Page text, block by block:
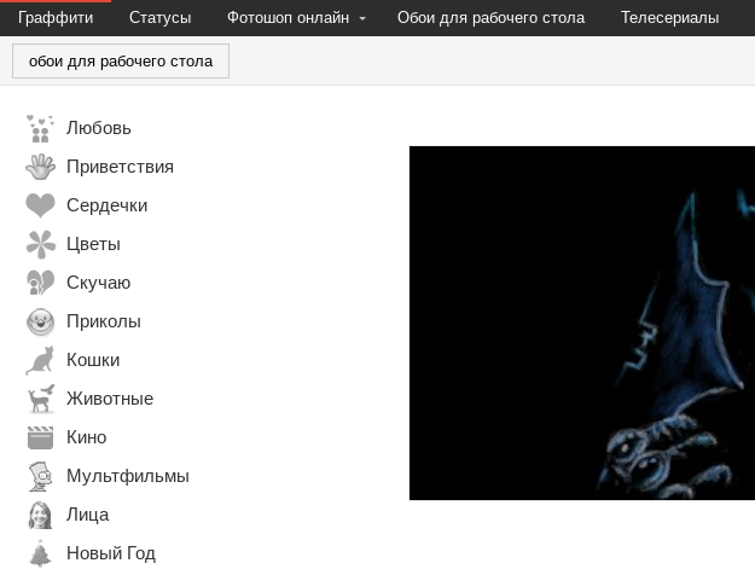
Граффити Статусы Фотошоп онлайн Обои для рабочего стола Телесериалы
обои для рабочего стола
Любовь
Приветствия
Сердечки
Цветы
Скучаю
Приколы
Кошки
Животные
Кино
Мультфильмы
Лица
Новый Год